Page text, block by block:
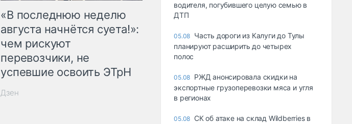
«В последнюю неделю
августа начнётся суета!»:
чем рискуют
перевозчики, не
успевшие освоить ЭТрН
Дзен
водителя, погубившего целую семью в
ДТП
05.08 Часть дороги из Калуги до Тулы
планируют расширить до четырех
полос
05.08 РЖД анонсировала скидки на
экспортные грузоперевозки мяса и угля
в регионах
05.08 СК об атаке на склад Wildberries в